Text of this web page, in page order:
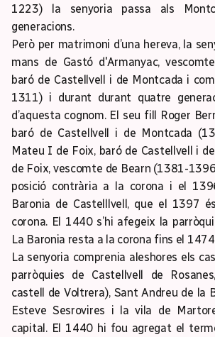
1223) la senyoria passa als
generacions.
Però per matrimoni d’una hereva, la
mans de Gastó d'Armanyac,
baró de Castellvell i de Montcada i
1311) i durant durant quatre
d’aquesta cognom. El seu fill Roger
baró de Castellvell i de Montcada
Mateu I de Foix, baró de Castellvell i
de Foix, vescomte de Bearn (1381-
posició contrària a la corona i el
Baronia de Castelllvell, que el 1397
corona. El 1440 s’hi afegeix la
La Baronia resta a la corona fins el
La senyoria comprenia aleshores els
parròquies de Castellvell de
castell de Voltrera), Sant Andreu de la
Esteve Sesrovires i la vila de
capital. El 1440 hi fou agregat el